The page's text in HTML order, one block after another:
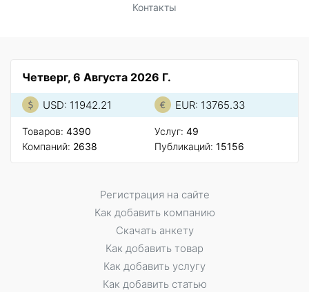
Контакты
Четверг, 6 Августа 2026 Г.
USD: 11942.21 EUR: 13765.33
Товаров: 4390
Компаний: 2638
Услуг: 49
Публикаций: 15156
Регистрация на сайте
Как добавить компанию
Скачать анкету
Как добавить товар
Как добавить услугу
Как добавить статью